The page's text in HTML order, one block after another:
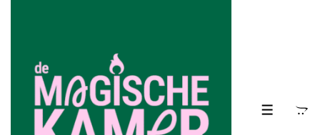
hoofdinhoud
MENU